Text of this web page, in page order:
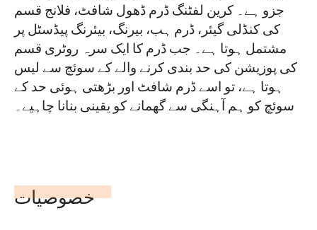
جزو ہے۔ کرین لفٹنگ ڈرم ڈھول شافٹ، فلانج قسم
کی کنڈلی گیئر، ڈرم ہب، بیرنگ، بیئرنگ پیڈسٹل پر
مشتمل ہوتا ہے۔ جب ڈرم کا ایک سرہ روٹری قسم
کی پوزیشن کی حد بندی کرنے والے کے سوئچ سے لیس
ہوتا ہے، تو اسے ڈرم شافٹ اور بڑھتی ہوئی حد کے
سوئچ کو ہم آہنگی سے گھمانے کو یقینی بنانا چاہیے۔
خصوصیات